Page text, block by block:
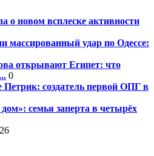
о новом всплеске активности
массированный удар по Одессе:
открывают Египет: что
0
Петрик: создатель первой ОПГ в
семья заперта в четырёх